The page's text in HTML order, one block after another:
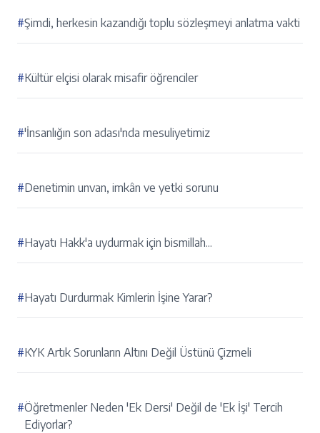
#Şimdi, herkesin kazandığı toplu sözleşmeyi anlatma vakti
#Kültür elçisi olarak misafir öğrenciler
#'İnsanlığın son adası'nda mesuliyetimiz
#Denetimin unvan, imkân ve yetki sorunu
#Hayatı Hakk'a uydurmak için bismillah...
#Hayatı Durdurmak Kimlerin İşine Yarar?
#KYK Artık Sorunların Altını Değil Üstünü Çizmeli
#Öğretmenler Neden 'Ek Dersi' Değil de 'Ek İşi' Tercih
Ediyorlar?